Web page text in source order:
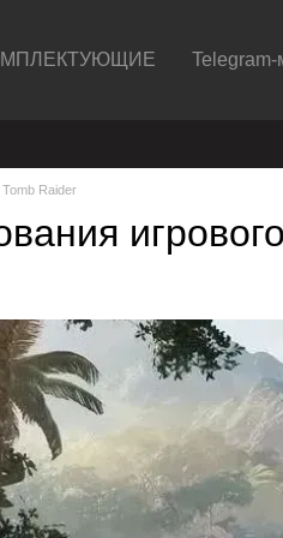
Raider